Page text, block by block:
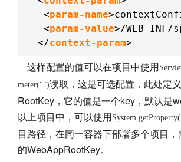
<param-name
<param-value>/WEB-
</context-param>
这样配置的值可以在项目中使用
meter("")读取，这是可选配置，此处定
RootKey，它的值是一个key，默认是
以上项目中，可以使用
目路径，在同一容器下部署多个项目
的WebAppRootKey。